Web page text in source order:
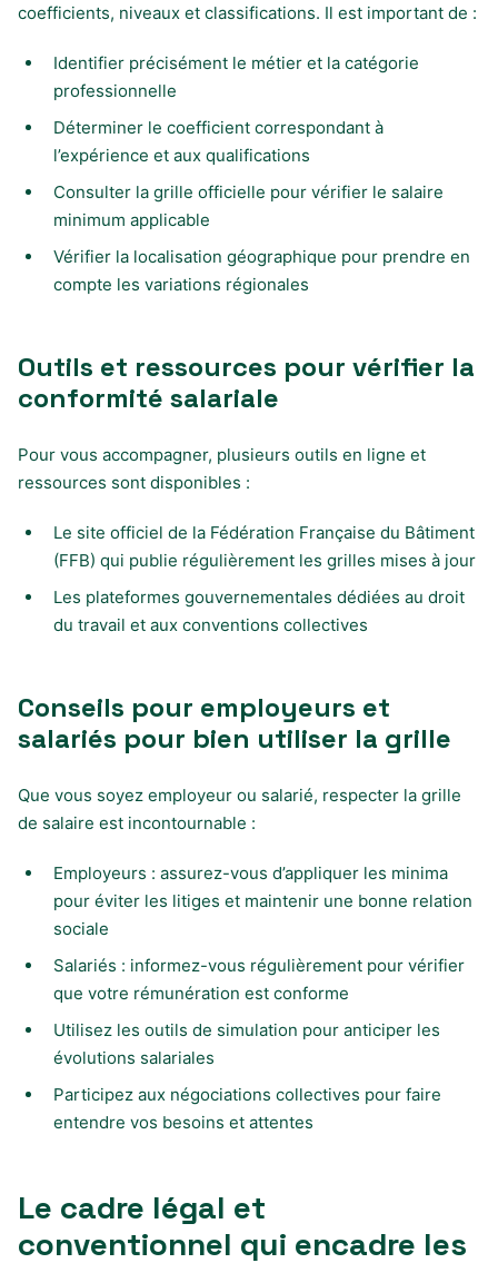
coefficients, niveaux et classifications. Il est important de :
Identifier précisément le métier et la catégorie
professionnelle
Déterminer le coefficient correspondant à
l’expérience et aux qualifications
Consulter la grille officielle pour vérifier le salaire
minimum applicable
Vérifier la localisation géographique pour prendre en
compte les variations régionales
Outils et ressources pour vérifier la
conformité salariale
Pour vous accompagner, plusieurs outils en ligne et
ressources sont disponibles :
Le site officiel de la Fédération Française du Bâtiment
(FFB) qui publie régulièrement les grilles mises à jour
Les plateformes gouvernementales dédiées au droit
du travail et aux conventions collectives
Conseils pour employeurs et
salariés pour bien utiliser la grille
Que vous soyez employeur ou salarié, respecter la grille
de salaire est incontournable :
Employeurs : assurez-vous d’appliquer les minima
pour éviter les litiges et maintenir une bonne relation
sociale
Salariés : informez-vous régulièrement pour vérifier
que votre rémunération est conforme
Utilisez les outils de simulation pour anticiper les
évolutions salariales
Participez aux négociations collectives pour faire
entendre vos besoins et attentes
Le cadre légal et
conventionnel qui encadre les